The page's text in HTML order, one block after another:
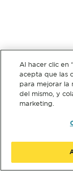
Al hacer clic en
acepta que las
para mejorar la
del mismo, y
marketing.